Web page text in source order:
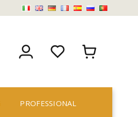
PROFESSIONAL